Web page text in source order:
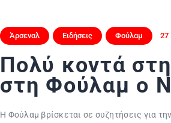
Άρσεναλ Ειδήσεις Φούλαμ 27
Πολύ κοντά
στη Φούλαμ ο
H Φούλαμ βρίσκεται σε συζητήσεις για